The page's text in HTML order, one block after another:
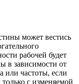
может вестись
рабочей будет
в зависимости от
или частоты, если
с изменяемой